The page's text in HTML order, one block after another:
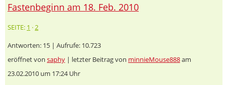
Fastenbeginn am 18. Feb. 2010
SEITE: 1 ·2
Antworten: 15 | Aufrufe: 10.723
eröffnet von saphy | letzter Beitrag von minnieMouse888am
23.02.2010 um 17:24 Uhr